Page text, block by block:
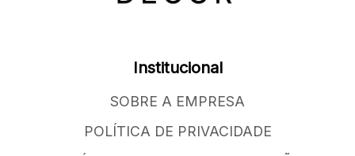
Institucional
SOBRE A EMPRESA
POLÍTICA DE PRIVACIDADE